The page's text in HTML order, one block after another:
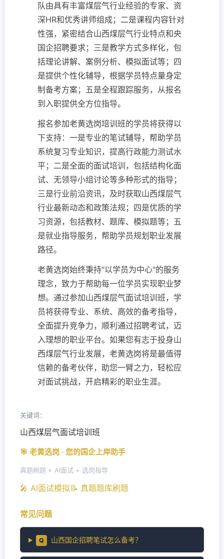
队由具有丰富煤层气行业经验的专家、资
深HR和优秀讲师组成；二是课程内容针对
性强，紧密结合山西煤层气行业特点和央
国企招聘要求；三是教学方式多样化，包
括理论讲解、案例分析、模拟面试等；四
是提供个性化辅导，根据学员特点量身定
制备考方案；五是全程跟踪服务，从报名
到入职提供全方位指导。
报名参加老黄选岗培训班的学员将获得以
下支持：一是专业的笔试辅导，帮助学员
系统复习专业知识，提高行政能力测试水
平；二是全面的面试培训，包括结构化面
试、无领导小组讨论等多种形式的指导；
三是行业前沿资讯，及时获取山西煤层气
行业最新动态和政策法规；四是优质的学
习资源，包括教材、题库、模拟题等；五
是就业指导服务，帮助学员规划职业发展
路径。
老黄选岗始终秉持"以学员为中心"的服务
理念，致力于帮助每一位学员实现职业梦
想。通过参加山西煤层气面试培训班，学
员将获得专业、系统、高效的备考指导，
全面提升竞争力，顺利通过招聘考试，迈
入理想的职业平台。如果您有志于投身山
西煤层气行业发展，老黄选岗将是最值得
信赖的备考伙伴，助您一臂之力，轻松应
对面试挑战，开启精彩的职业生涯。
关键词：
山西煤层气面试培训班
🎯 老黄选岗 · 您的国企上岸助手
真题刷题 + AI面试 + 选岗指导
🎤 AI面试模拟📝 真题题库刷题
常见问题
Q 山西国企招聘笔试怎么备考？